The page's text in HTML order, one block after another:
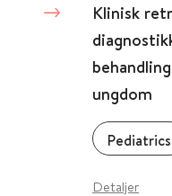
Klinisk
ungdom
Pediatrics
Detaljer